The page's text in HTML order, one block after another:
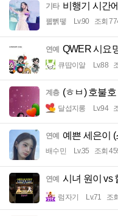
기타 비행기 시간
꿻뻵뗗 Lv.90 조회
연예 QWER 시요
큐땁이알 Lv.88
계층 (ㅎㅂ) 호불
달섭지롱 Lv.94
연예 예쁜 세은이
배수민 Lv.35 조회
연예 시녀 원이 vs
럼자기 Lv.71 조